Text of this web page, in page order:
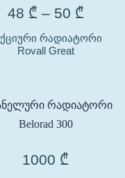
48 ₾ – 50 ₾
რადიატორი
Rovall Great
1000 ₾